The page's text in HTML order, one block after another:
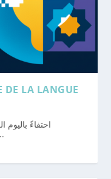
DE LA LANGUE
احتفاءً باليوم
المتوسطة